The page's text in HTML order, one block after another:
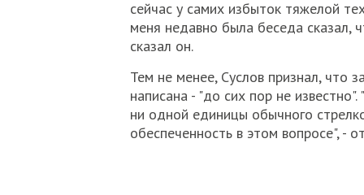
сейчас у самих избыток тяжелой
меня недавно была беседа
сказал он.
Тем не менее, Суслов признал, что
написана - "до сих пор не
ни одной единицы обычного
обеспеченность в этом вопросе", -